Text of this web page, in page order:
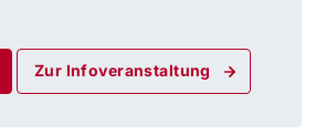
Zur Infoveranstaltung